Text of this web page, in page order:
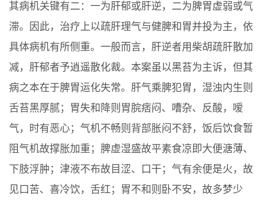
其病机关键有二：一为肝郁或肝逆，二为脾胃虚弱或气
滞。因此，治疗上以疏肝理气与健脾和胃并投为主，依
具体病机有所侧重。一般而言，肝逆者用柴胡疏肝散加
减，肝郁者予逍遥散化裁。本案虽以黑苔为主诉，但其
病之本在于脾胃运化失常。肝气乘脾犯胃，湿浊内生则
舌苔黑厚腻；胃失和降则胃脘痞闷、嘈杂、反酸，嗳
气，时有恶心；气机不畅则背部胀闷不舒，饭后饮食暂
阻气机故撑胀加重；脾虚湿盛故平素食凉即大便溏薄、
下肢浮肿；津液不布故目涩、口干；气有余便是火，故
见口苦、喜冷饮，舌红；胃不和则卧不安，故多梦少